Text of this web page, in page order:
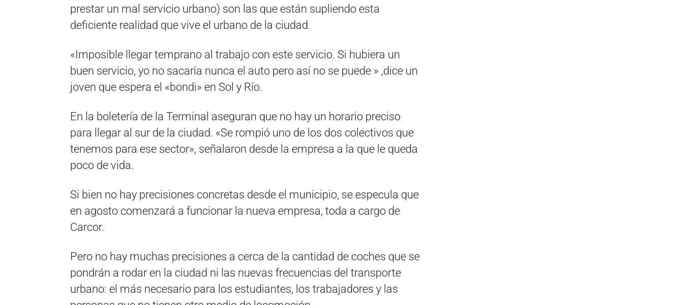
prestar un mal servicio urbano) son las que están supliendo esta
deficiente realidad que vive el urbano de la ciudad.
«Imposible llegar temprano al trabajo con este servicio. Si hubiera un
buen servicio, yo no sacaría nunca el auto pero así no se puede » ,dice un
joven que espera el «bondi» en Sol y Río.
En la boletería de la Terminal aseguran que no hay un horario preciso
para llegar al sur de la ciudad. «Se rompió uno de los dos colectivos que
tenemos para ese sector», señalaron desde la empresa a la que le queda
poco de vida.
Si bien no hay precisiones concretas desde el municipio, se especula que
en agosto comenzará a funcionar la nueva empresa, toda a cargo de
Carcor.
Pero no hay muchas precisiones a cerca de la cantidad de coches que se
pondrán a rodar en la ciudad ni las nuevas frecuencias del transporte
urbano: el más necesario para los estudiantes, los trabajadores y las